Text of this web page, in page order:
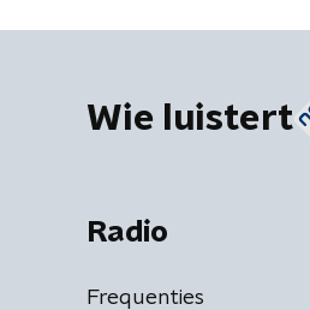
Wie luistert
Radio
Frequenties